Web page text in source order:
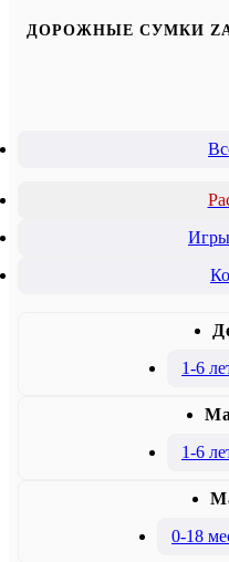
ДОРОЖНЫЕ СУМКИ
1-6
1-6
0-18